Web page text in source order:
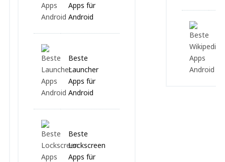
Apps für
Android
Beste
Launcher
Apps für
Android
Beste
Lockscreen
Apps für